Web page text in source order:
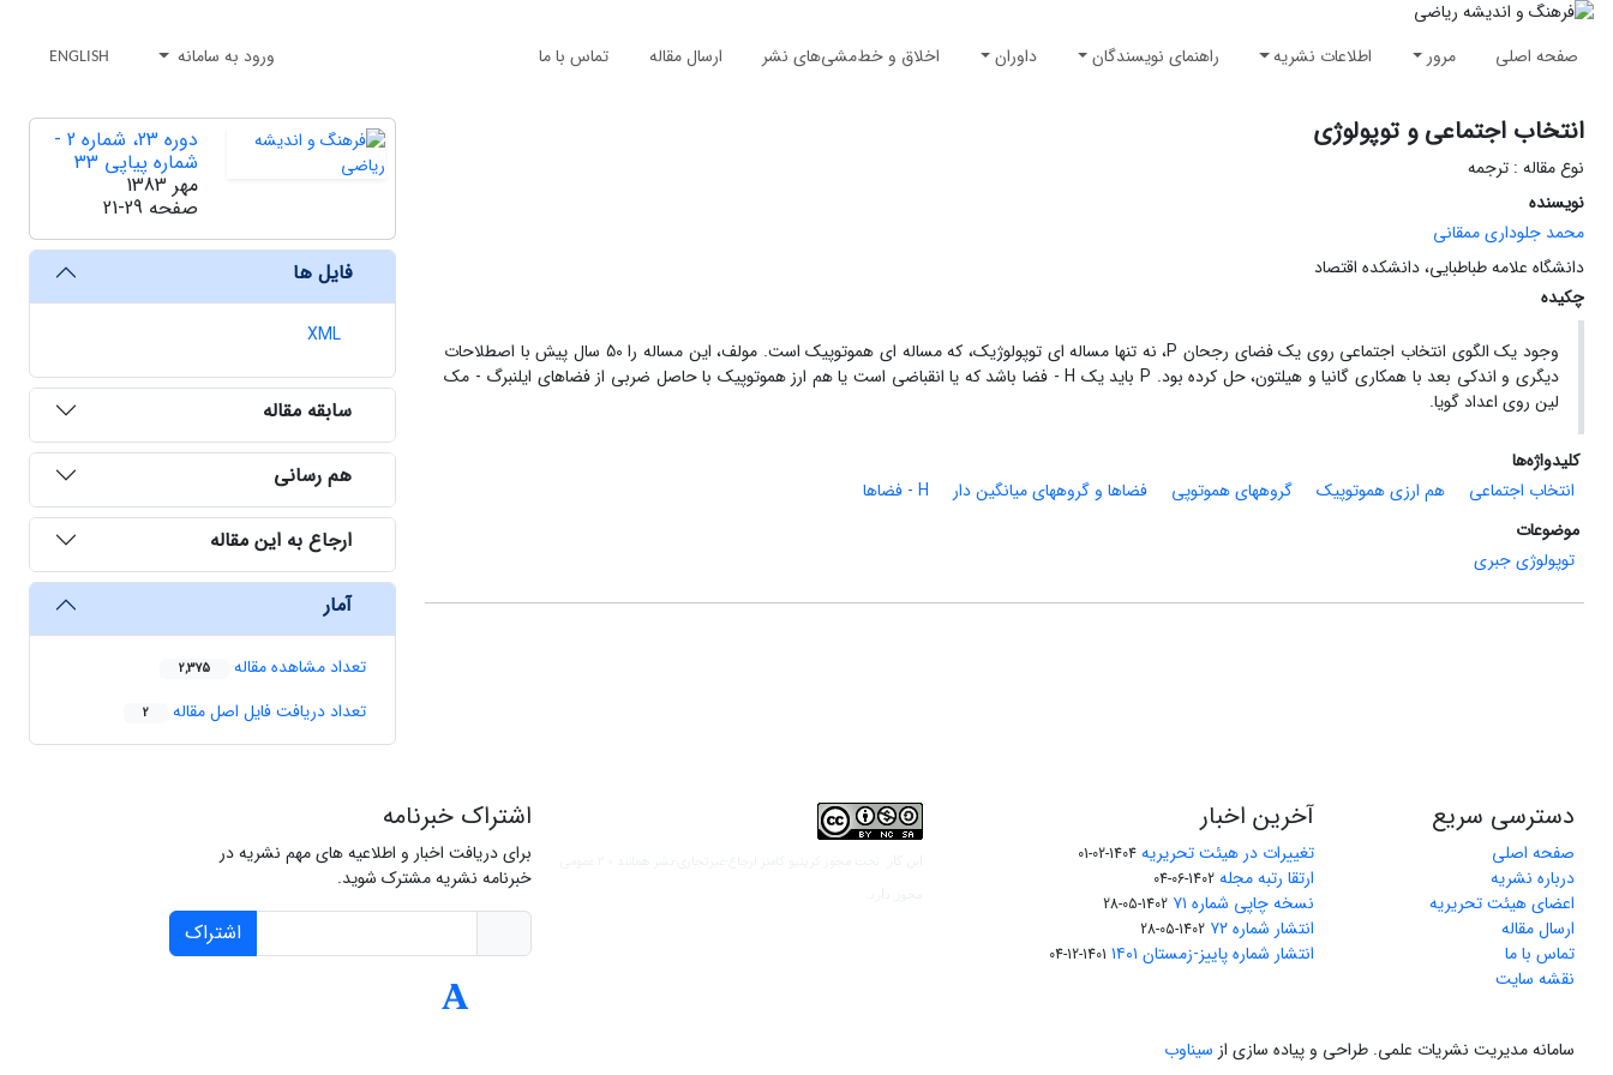
صفحه اصلی مرور اطلاعات نشریه راهنمای نویسندگان داوران اخلاق و خط‌مشی‌های نشر ارسال مقاله تماس با ما ورود به سامانه ENGLISH
انتخاب اجتماعی و توپولوژی
نوع مقاله : ترجمه
نویسنده
محمد جلوداری ممقانی
دانشگاه علامه طباطبایی، دانشکده اقتصاد
چکیده
وجود یک الگوی انتخاب اجتماعی روی یک فضای رجحان P، نه تنها مساله ای توپولوژیک، که مساله ای هموتوپیک است. مولف، این مساله را 50 سال پیش با اصطلاحات
دیگری و اندکی بعد با همکاری گانیا و هیلتون، حل کرده بود. P باید یک H - فضا باشد که یا انقباضی است یا هم ارز هموتوپیک با حاصل ضربی از فضاهای ایلنبرگ - مک
لین روی اعداد گویا.
کلیدواژه‌ها
انتخاب اجتماعی
هم ارزی هموتوپیک گروههای هموتوپی فضاها و گروههای میانگین دار
H - فضاها
موضوعات
توپولوژی جبری
دوره 23، شماره 2 -
شماره پیاپی 33
مهر 1383
صفحه 21-29
فایل ها
XML
سابقه مقاله
هم رسانی
ارجاع به این مقاله
آمار
تعداد مشاهده مقاله 2,375
تعداد دریافت فایل اصل مقاله 2
دسترسی سریع
صفحه اصلی
درباره نشریه
اعضای هیئت تحریریه
ارسال مقاله
تماس با ما
نقشه سایت
آخرین اخبار
تغییرات در هیئت تحریریه 1404-02-01
ارتقا رتبه مجله 1402-06-04
نسخه چاپی شماره ۷۱ 1402-05-28
انتشار شماره ۷۲ 1402-05-28
انتشار شماره پاییز-زمستان ۱۴۰۱ 1401-12-04
اشتراک خبرنامه
برای دریافت اخبار و اطلاعیه های مهم نشریه در
خبرنامه نشریه مشترک شوید.
اشتراک
سامانه مدیریت نشریات علمی. طراحی و پیاده سازی از سیناوب